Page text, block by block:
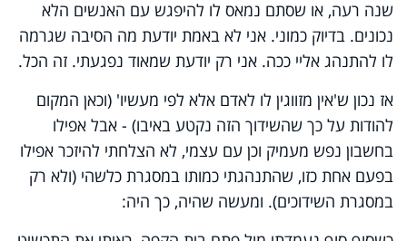
שנה רעה, או שסתם נמאס לו להיפגש עם האנשים הלא
נכונים. בדיוק כמוני. אני לא באמת יודעת מה הסיבה שגרמה
לו להתנהג אליי ככה. אני רק יודעת שמאוד נפגעתי. זה הכל.
אז נכון ש'אין מזווגין לו לאדם אלא לפי מעשיו' (וכאן המקום
להודות על כך שהשידוך הזה נקטע באיבו) - אבל אפילו
בחשבון נפש מעמיק וכן עם עצמי, לא הצלחתי להיזכר אפילו
בפעם אחת כזו, שהתנהגתי כמותו במסגרת כלשהי (ולא רק
במסגרת השידוכים). ומעשה שהיה, כך היה: